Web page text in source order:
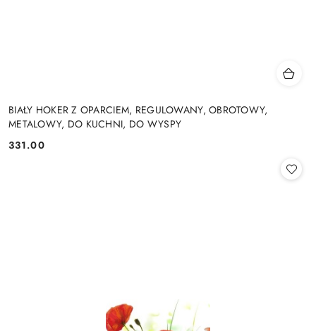
BIAŁY HOKER Z OPARCIEM, REGULOWANY, OBROTOWY,
METALOWY, DO KUCHNI, DO WYSPY
Cena:
331.00